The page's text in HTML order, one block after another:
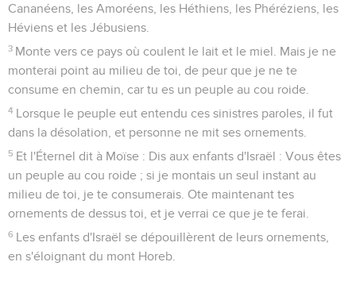
Cananéens, les Amoréens, les Héthiens, les Phéréziens, les
Héviens et les Jébusiens.
3 Monte vers ce pays où coulent le lait et le miel. Mais je ne
monterai point au milieu de toi, de peur que je ne te
consume en chemin, car tu es un peuple au cou roide.
4 Lorsque le peuple eut entendu ces sinistres paroles, il fut
dans la désolation, et personne ne mit ses ornements.
5 Et l'Éternel dit à Moïse : Dis aux enfants d'Israël : Vous êtes
un peuple au cou roide ; si je montais un seul instant au
milieu de toi, je te consumerais. Ote maintenant tes
ornements de dessus toi, et je verrai ce que je te ferai.
6 Les enfants d'Israël se dépouillèrent de leurs ornements,
en s'éloignant du mont Horeb.